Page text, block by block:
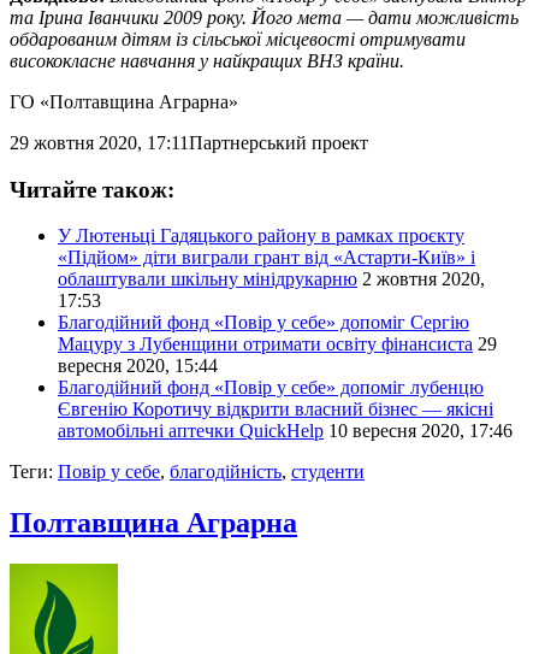
та Ірина Іванчики 2009 року. Його мета — дати можливість
обдарованим дітям із сільської місцевості отримувати
висококласне навчання у найкращих ВНЗ країни.
ГО «Полтавщина Аграрна»
29 жовтня 2020, 17:11Партнерський проект
Читайте також:
У Лютеньці Гадяцького району в рамках проєкту
«Підйом» діти виграли грант від «Астарти-Київ» і
облаштували шкільну мінідрукарню 2 жовтня 2020,
17:53
Благодійний фонд «Повір у себе» допоміг Сергію
Мацуру з Лубенщини отримати освіту фінансиста 29
вересня 2020, 15:44
Благодійний фонд «Повір у себе» допоміг лубенцю
Євгенію Коротичу відкрити власний бізнес — якісні
автомобільні аптечки QuickHelp 10 вересня 2020, 17:46
Теги: Повір у себе, благодійність, студенти
Полтавщина Аграрна